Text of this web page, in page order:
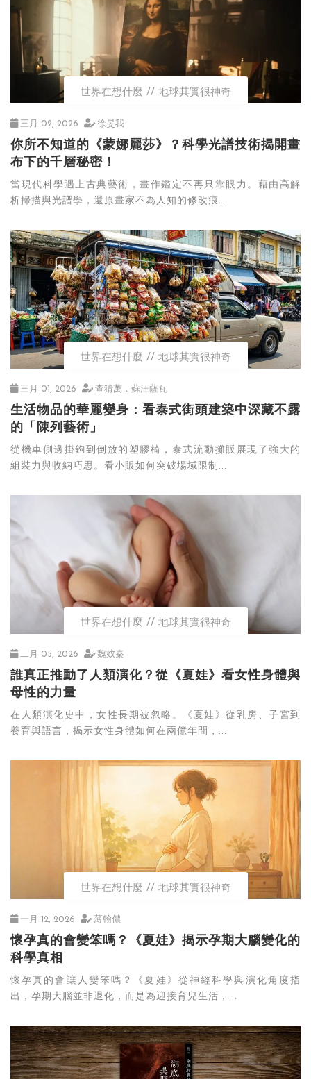
世界在想什麼 地球其實很神奇
三月 02, 2026 徐旻我
你所不知道的《蒙娜麗莎》？科學光譜技術揭開畫
布下的千層秘密！
當現代科學遇上古典藝術，畫作鑑定不再只靠眼力。藉由高解
析掃描與光譜學，還原畫家不為人知的修改痕...
世界在想什麼 地球其實很神奇
三月 01, 2026 查猜萬．蘇汪薩瓦
生活物品的華麗變身：看泰式街頭建築中深藏不露
的「陳列藝術」
從機車側邊掛鉤到倒放的塑膠椅，泰式流動攤販展現了強大的
組裝力與收納巧思。看小販如何突破場域限制...
世界在想什麼 地球其實很神奇
二月 05, 2026 魏妏秦
誰真正推動了人類演化？從《夏娃》看女性身體與
母性的力量
在人類演化史中，女性長期被忽略。《夏娃》從乳房、子宮到
養育與語言，揭示女性身體如何在兩億年間，...
世界在想什麼 地球其實很神奇
一月 12, 2026 薄翰儂
懷孕真的會變笨嗎？《夏娃》揭示孕期大腦變化的
科學真相
懷孕真的會讓人變笨嗎？《夏娃》從神經科學與演化角度指
出，孕期大腦並非退化，而是為迎接育兒生活，...